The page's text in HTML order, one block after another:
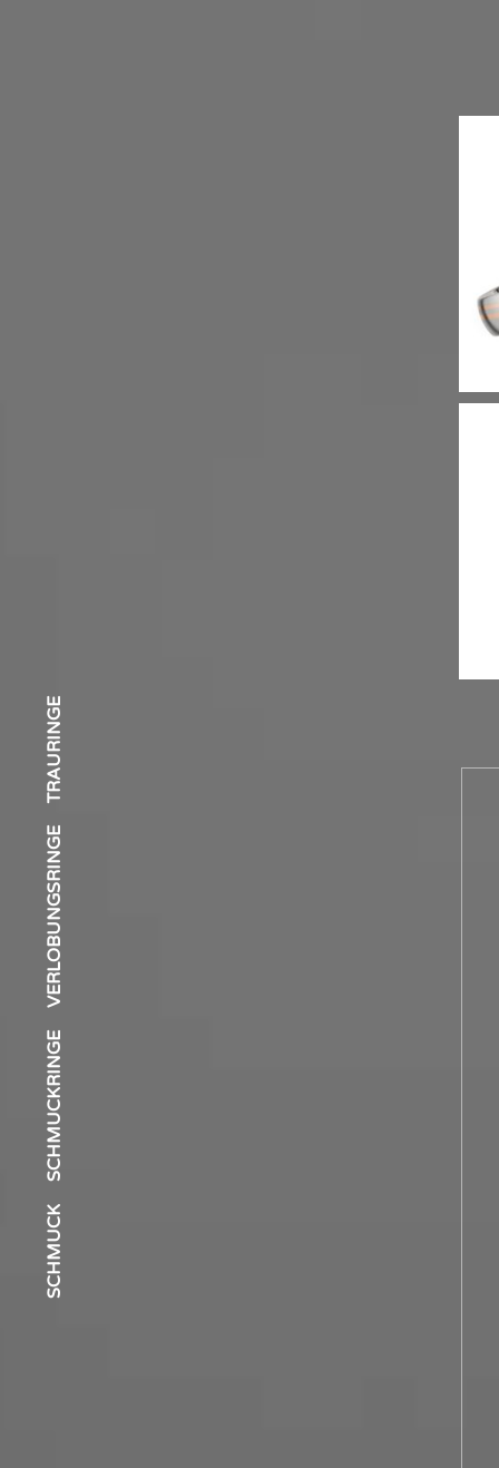
SCHMUCK
SCHMUCKRINGE
VERLOBUNGSRINGE
TRAURINGE